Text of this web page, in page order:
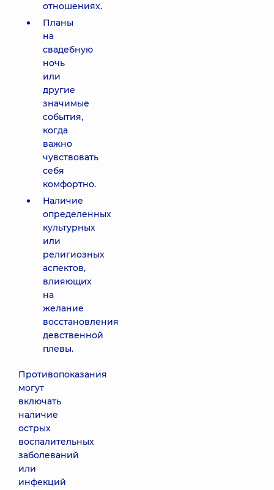
отношениях.
Планы
на
свадебную
ночь
или
другие
значимые
события,
когда
важно
чувствовать
себя
комфортно.
Наличие
определенных
культурных
или
религиозных
аспектов,
влияющих
на
желание
восстановления
девственной
плевы.
Противопоказания
могут
включать
наличие
острых
воспалительных
заболеваний
или
инфекций